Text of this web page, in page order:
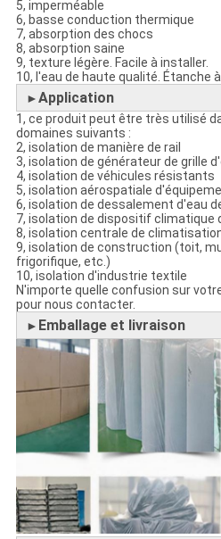
5, imperméable
6, basse conduction thermique
7, absorption des chocs
8, absorption saine
9, texture légère. Facile à installer.
10, l'eau de haute qualité. Étanche
►Application
1, ce produit peut être très utilisé
domaines suivants :
2, isolation de manière de rail
3, isolation de générateur de grille
4, isolation de véhicules résistants
5, isolation aérospatiale
6, isolation de dessalement d'eau
7, isolation de dispositif climatique
8, isolation centrale de
9, isolation de construction (toit,
frigorifique, etc.)
10, isolation d'industrie textile
N'importe quelle confusion sur
pour nous contacter.
► Emballage et livraison